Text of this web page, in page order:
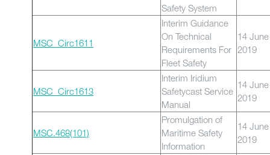
Safety System
MSC_Circ1611
Interim Guidance
On Technical
Requirements For
Fleet Safety
14 June
2019
MSC_Circ1613
Interim Iridium
Safetycast Service
Manual
14 June
2019
MSC.468(101)
Promulgation of
Maritime Safety
Information
14 June
2019